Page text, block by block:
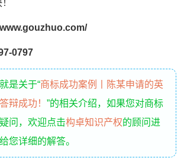
0797
是关于“商标成功案例丨陈某申请的英
辩成功！”的相关介绍，如果您对商标
问，欢迎点击构卓知识产权的顾问进
您详细的解答。